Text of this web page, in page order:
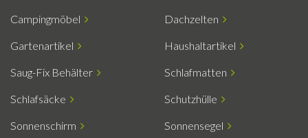
Campingmöbel Dachzelten
Gartenartikel Haushaltartikel
Saug-Fix Behälter Schlafmatten
Schlafsäcke Schutzhülle
Sonnenschirm Sonnensegel